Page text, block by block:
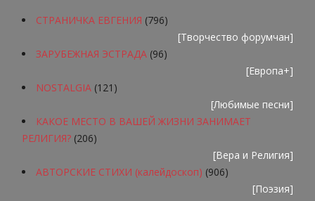
СТРАНИЧКА ЕВГЕНИЯ (796)
[Творчество форумчан]
ЗАРУБЕЖНАЯ ЭСТРАДА (96)
[Европа+]
NOSTALGIA (121)
[Любимые песни]
КАКОЕ МЕСТО В ВАШЕЙ ЖИЗНИ ЗАНИМАЕТ
РЕЛИГИЯ? (206)
[Вера и Религия]
АВТОРСКИЕ СТИХИ (калейдоскоп) (906)
[Поэзия]